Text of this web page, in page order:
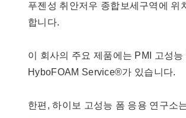
푸젠성 취안저우 종합보세구역에 위
합니다.
이 회사의 주요 제품에는 PMI 고성
HyboFOAM Service®가 있습니다.
한편, 하이보 고성능 폼 응용 연구소